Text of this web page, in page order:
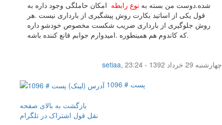
شده.دوست من بسته به نوع رابطه امکان حاملگی وجود داره به
قول یکی از اساتید بکارت روش پیشگیری از بارداری نیست .هر
روش جلوگیری از بارداری ضریب شکست مخصوص خودشو داره
که کاندوم هم همینطوره .امیدوارم جوابم قانع کننده باشه.
setiaa,
چهار‌شنبه 29 خرداد 1392 - 23:24
پست # 1096
بازگشت به بالای صفحه
نقل قول اشتراک در تلگرام